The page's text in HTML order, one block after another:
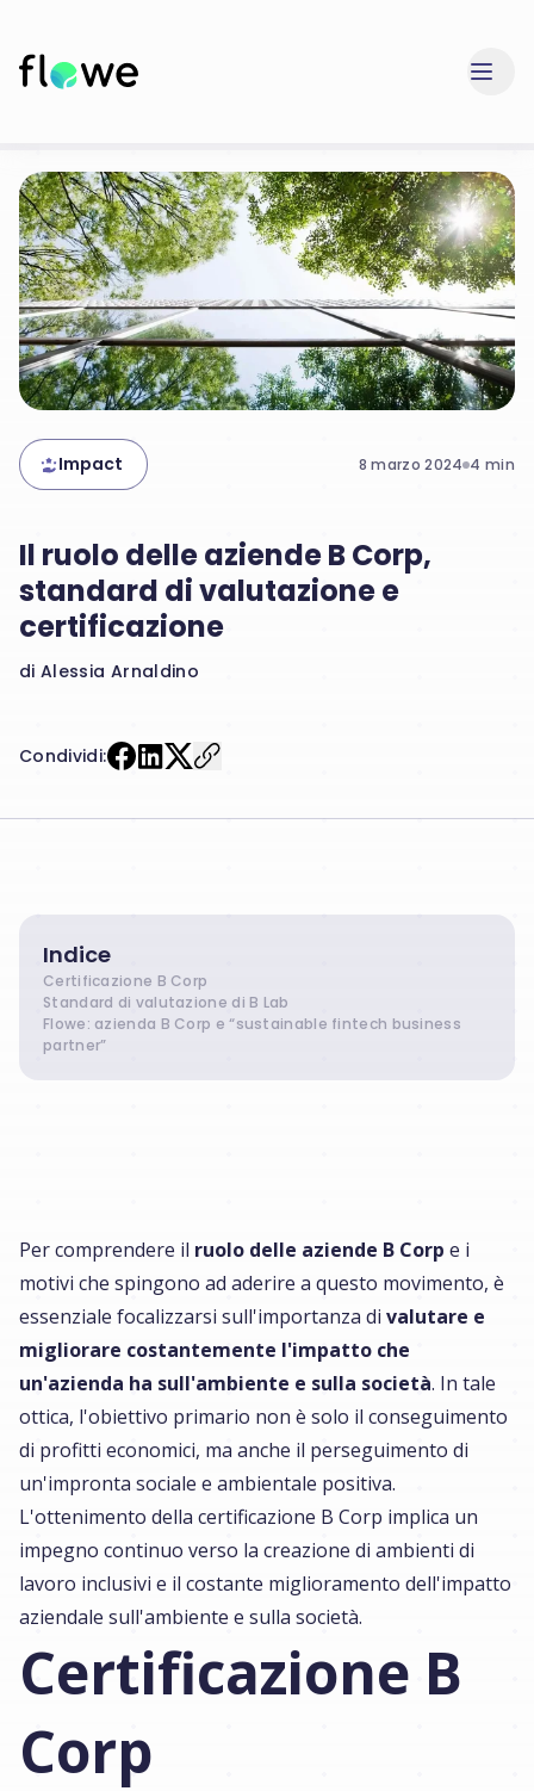
Impact 8 marzo 2024 4 min
Il ruolo delle aziende B Corp,
standard di valutazione e
certificazione
di Alessia Arnaldino
Condividi:
Indice
Certificazione B Corp
Standard di valutazione di B Lab
Flowe: azienda B Corp e “sustainable fintech business
partner”
Per comprendere il ruolo delle aziende B Corp e i
motivi che spingono ad aderire a questo movimento, è
essenziale focalizzarsi sull'importanza di valutare e
migliorare costantemente l'impatto che
un'azienda ha sull'ambiente e sulla società. In tale
ottica, l'obiettivo primario non è solo il conseguimento
di profitti economici, ma anche il perseguimento di
un'impronta sociale e ambientale positiva.
L'ottenimento della certificazione B Corp implica un
impegno continuo verso la creazione di ambienti di
lavoro inclusivi e il costante miglioramento dell'impatto
aziendale sull'ambiente e sulla società.
Certificazione B
Corp